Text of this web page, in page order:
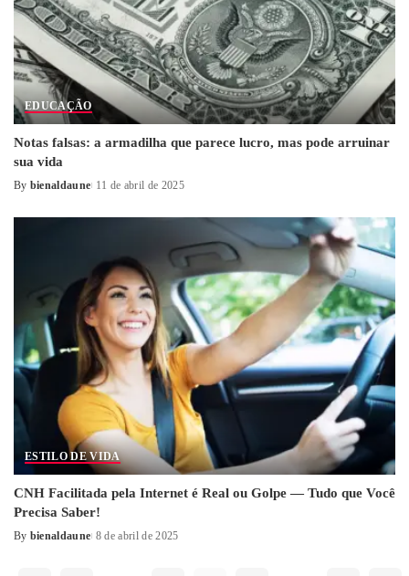
EDUCAÇÃO
Notas falsas: a armadilha que parece lucro, mas pode arruinar
sua vida
Posted
By bienaldaune 11 de abril de 2025
ESTILO DE VIDA
CNH Facilitada pela Internet é Real ou Golpe — Tudo que Você
Precisa Saber!
Posted
By bienaldaune 8 de abril de 2025